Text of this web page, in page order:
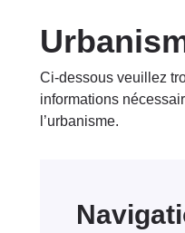
Ci-dessous veuillez
informations
l’urbanisme.